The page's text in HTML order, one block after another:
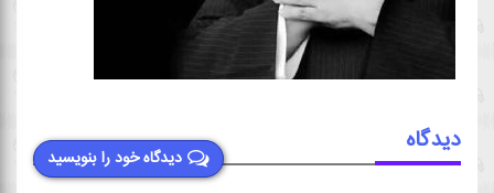
دیدگاه خود را بنویسید
دیدگاه